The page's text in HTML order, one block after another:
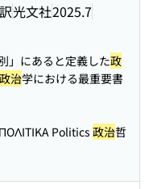
光文社2025.7
」にあると定義した政
政治学における最重要書
Politics政治哲